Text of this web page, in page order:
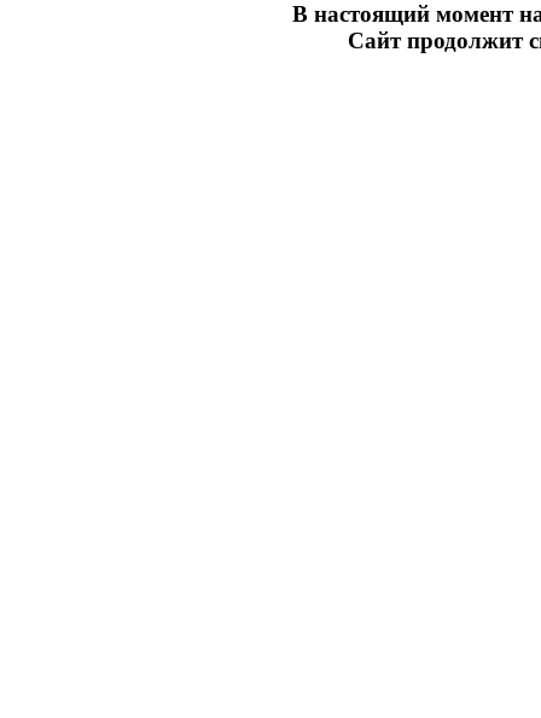
В настоящий момент на
Сайт продолжит